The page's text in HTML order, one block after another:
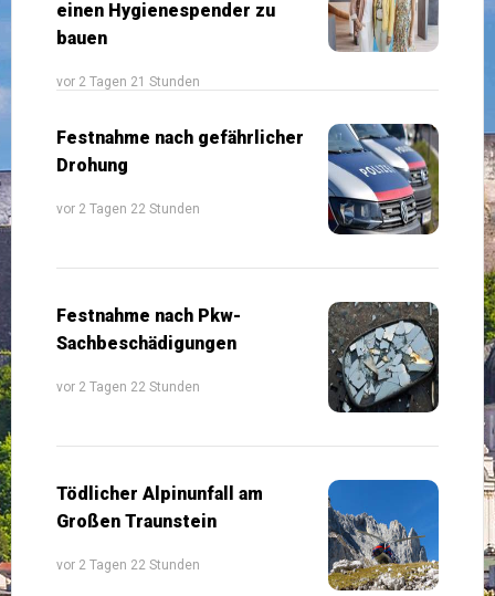
einen Hygienespender zu
bauen
vor 2 Tagen 21 Stunden
Festnahme nach gefährlicher
Drohung
vor 2 Tagen 22 Stunden
Festnahme nach Pkw-
Sachbeschädigungen
vor 2 Tagen 22 Stunden
Tödlicher Alpinunfall am
Großen Traunstein
vor 2 Tagen 22 Stunden